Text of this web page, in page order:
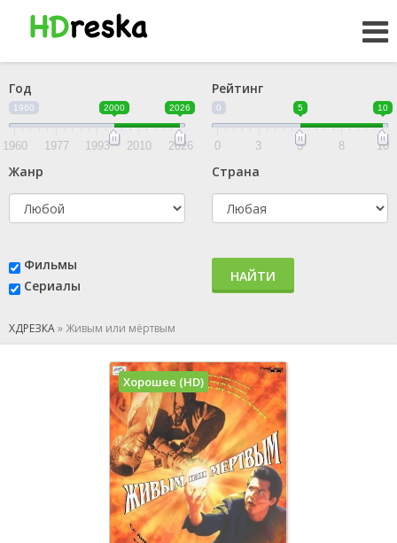
Год
1960 2000 2026
1960 1977 1993 2010 2026
Рейтинг
0 5 10
0 3 5 8 10
Жанр Страна
Фильмы
Сериалы
НАЙТИ
ХДРЕЗКА»Живым или мёртвым
Хорошее (HD)